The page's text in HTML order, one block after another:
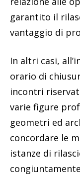
garantito il
vantaggio di
In altri casi,
orario di
incontri
varie figure
geometri ed
concordare le
istanze di